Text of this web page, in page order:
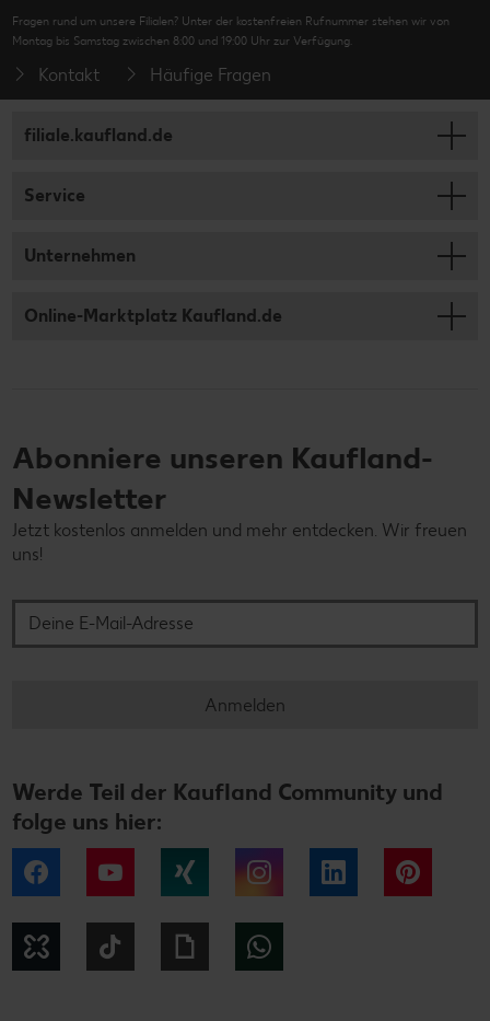
Fragen rund um unsere Filialen? Unter der kostenfreien Rufnummer stehen wir von
Montag bis Samstag zwischen 8:00 und 19:00 Uhr zur Verfügung.
Kontakt Häufige Fragen
filiale.kaufland.de
Service
Unternehmen
Online-Marktplatz Kaufland.de
Abonniere unseren Kaufland-
Newsletter
Jetzt kostenlos anmelden und mehr entdecken. Wir freuen
uns!
Anmelden
Werde Teil der Kaufland Community und
folge uns hier:
Facebook YouTube Instagram LinkedIn
Kununu Giphy